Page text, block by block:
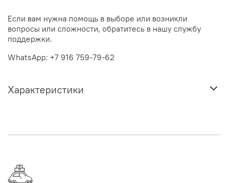
Если вам нужна помощь в выборе или возникли
вопросы или сложности, обратитесь в нашу службу
поддержки.
WhatsApp: +7 916 759-79-62
Характеристики